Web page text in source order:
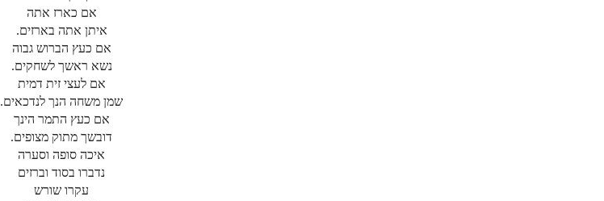
אם כארז אתה
איתן אתה בארזים.
אם כעץ הברוש גבוה
נשא ראשך לשחקים.
אם לעצי זית דמית
שמן משחה הנך לנדכאים.
אם כעץ התמר הינך
דובשך מתוק מצופים.
איכה סופה וסערה
נדברו בסוד וברזים
עקרו שורש